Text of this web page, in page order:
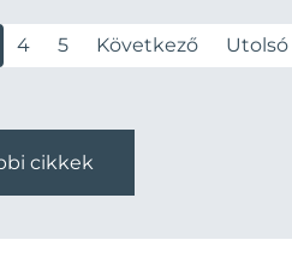
4 5 Következő Utolsó
cikkek